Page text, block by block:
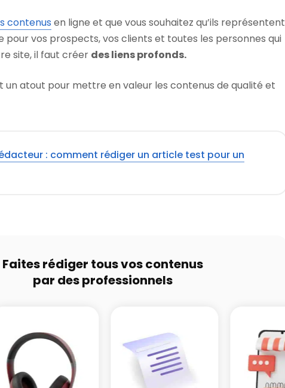
contenus en ligne et que vous souhaitez qu’ils représentent
pour vos prospects, vos clients et toutes les personnes qui
site, il faut créer des liens profonds.
un atout pour mettre en valeur les contenus de qualité et
: comment rédiger un article test pour un
Faites rédiger tous vos contenus
par des professionnels